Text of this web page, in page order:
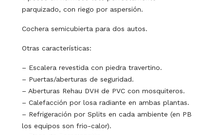
parquizado, con riego por aspersión.
Cochera semicubierta para dos autos.
Otras características:
– Escalera revestida con piedra travertino.
– Puertas/aberturas de seguridad.
– Aberturas Rehau DVH de PVC con mosquiteros.
– Calefacción por losa radiante en ambas plantas.
– Refrigeración por Splits en cada ambiente (en PB
los equipos son frio-calor).